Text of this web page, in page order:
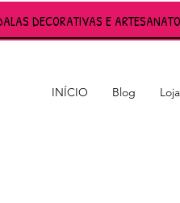
DECORATIVAS E
INÍCIO Blog Loja